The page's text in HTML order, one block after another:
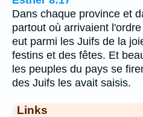
Dans chaque province et
partout où arrivaient
eut parmi les Juifs de la
festins et des fêtes. Et
les peuples du pays se
des Juifs les avait saisis.
Links